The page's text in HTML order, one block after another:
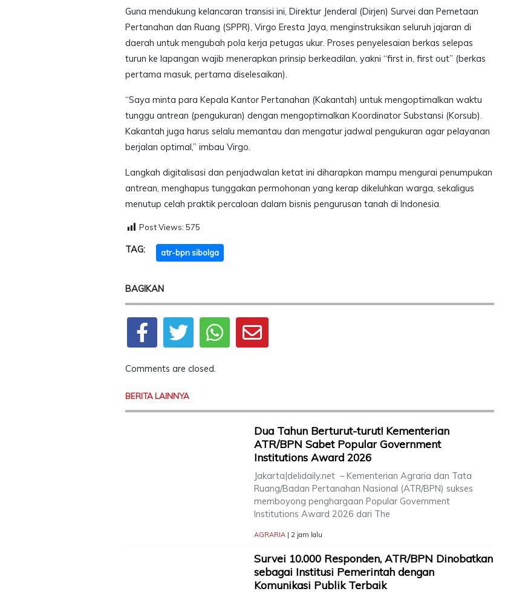
Guna mendukung kelancaran transisi ini, Direktur Jenderal (Dirjen) Survei dan Pemetaan
Pertanahan dan Ruang (SPPR), Virgo Eresta Jaya, menginstruksikan seluruh jajaran di
daerah untuk mengubah pola kerja petugas ukur. Proses penyelesaian berkas selepas
turun ke lapangan wajib menerapkan prinsip berkeadilan, yakni “first in, first out” (berkas
pertama masuk, pertama diselesaikan).
“Saya minta para Kepala Kantor Pertanahan (Kakantah) untuk mengoptimalkan waktu
tunggu antrean (pengukuran) dengan mengoptimalkan Koordinator Substansi (Korsub).
Kakantah juga harus selalu memantau dan mengatur jadwal pengukuran agar pelayanan
berjalan optimal,” imbau Virgo.
Langkah digitalisasi dan penjadwalan ketat ini diharapkan mampu mengurai penumpukan
antrean, menghapus tunggakan permohonan yang kerap dikeluhkan warga, sekaligus
menutup celah praktik percaloan dalam bisnis pengurusan tanah di Indonesia.
Post Views: 575
TAG: atr-bpn sibolga
BAGIKAN
Comments are closed.
BERITA LAINNYA
Dua Tahun Berturut-turut! Kementerian
ATR/BPN Sabet Popular Government
Institutions Award 2026
Jakarta|delidaily.net – Kementerian Agraria dan Tata
Ruang/Badan Pertanahan Nasional (ATR/BPN) sukses
memboyong penghargaan Popular Government
Institutions Award 2026 dari The
AGRARIA | 2 jam lalu
Survei 10.000 Responden, ATR/BPN Dinobatkan
sebagai Institusi Pemerintah dengan
Komunikasi Publik Terbaik